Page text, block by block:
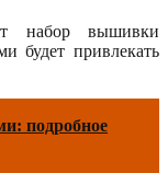
набор вышивки
будет привлекать
подробное